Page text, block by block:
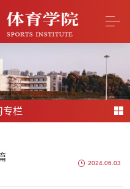
专栏
2024.06.03